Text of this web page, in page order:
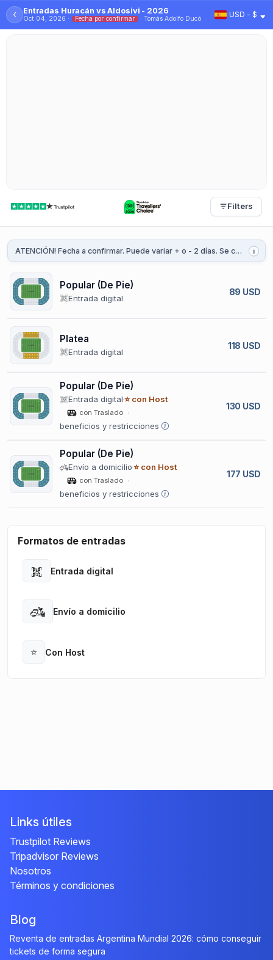
‹ Entradas Huracán vs Aldosivi - 2026
Oct 04, 2026 · Fecha por confirmar · Tomás Adolfo Ducó USD - $
Filters
ATENCIÓN! Fecha a confirmar. Puede variar + o - 2 días. Se confirmará 1 o 2 semanas antes del partido. i
Popular (De Pie)
Entrada digital
89 USD
Platea
Entrada digital
118 USD
Popular (De Pie)
Entrada digital⭐ con Host
con Traslado
beneficios y restricciones
130 USD
Popular (De Pie)
Envío a domicilio⭐ con Host
con Traslado
beneficios y restricciones
177 USD
Formatos de entradas
Entrada digital
Open
Envío a domicilio
Open
⭐ Con Host
Open
Links útiles
Trustpilot Reviews
Tripadvisor Reviews
Nosotros
Términos y condiciones
Blog
Reventa de entradas Argentina Mundial 2026: cómo conseguir
tickets de forma segura